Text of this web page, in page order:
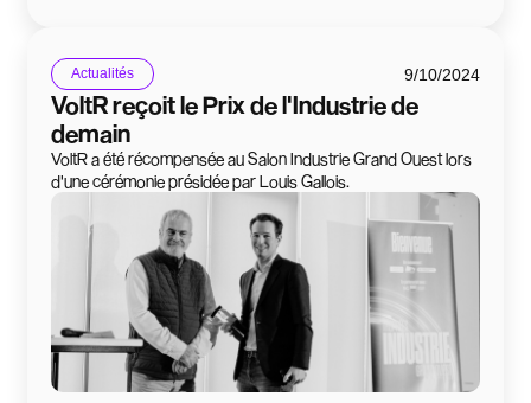
Actualités 9/10/2024
VoltR reçoit le Prix de l'Industrie de
demain
VoltR a été récompensée au Salon Industrie Grand Ouest lors
d'une cérémonie présidée par Louis Gallois.